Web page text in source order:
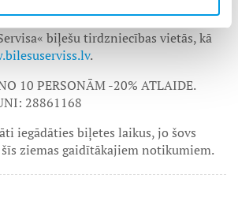
«Īkstīte» būs pieejamas visās
biļešu tirdzniecības vietās, kā
.
10 PERSONĀM -20% ATLAIDE.
28861168
iegādāties biļetes laikus, jo šovs
ziemas gaidītākajiem notikumiem.